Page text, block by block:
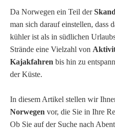
Da Norwegen ein Teil der
man sich darauf einstellen, dass
kühler ist als in südlichen
Strände eine Vielzahl von
Kajakfahren bis hin zu
der Küste.
In diesem Artikel stellen wir
Norwegen vor, die Sie in Ihre
Ob Sie auf der Suche nach